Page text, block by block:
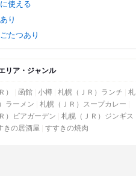
使える
り
たつあり
リア・ジャンル
） 函館 小樽 札幌（ＪＲ）ランチ 札
ラーメン 札幌（ＪＲ）スープカレー
）ビアガーデン 札幌（ＪＲ）ジンギス
きの居酒屋 すすきの焼肉